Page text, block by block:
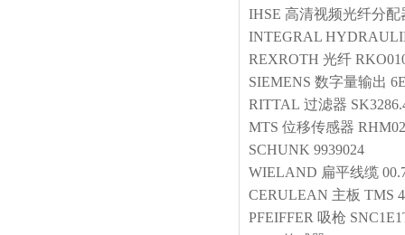
IHSE 高清视频光纤分配
INTEGRAL
REXROTH 光纤
SIEMENS 数字量输出
RITTAL 过滤器
MTS 位移传感器
SCHUNK 9939024
WIELAND 扁平线缆
CERULEAN 主板 TMS
PFEIFFER 吸枪